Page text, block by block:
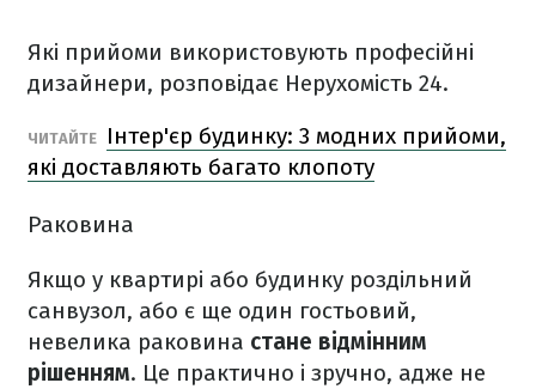
Які прийоми використовують професійні
дизайнери, розповідає Нерухомість 24.
ЧИТАЙТЕ
Інтер'єр будинку: 3 модних прийоми,
які доставляють багато клопоту
Раковина
Якщо у квартирі або будинку роздільний
санвузол, або є ще один гостьовий,
невелика раковина стане відмінним
рішенням. Це практично і зручно, адже не